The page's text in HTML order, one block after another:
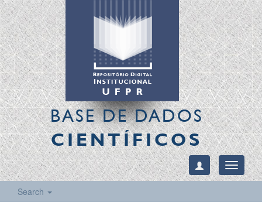
BASE DE DADOS
CIENTÍFICOS
Toggle
Search